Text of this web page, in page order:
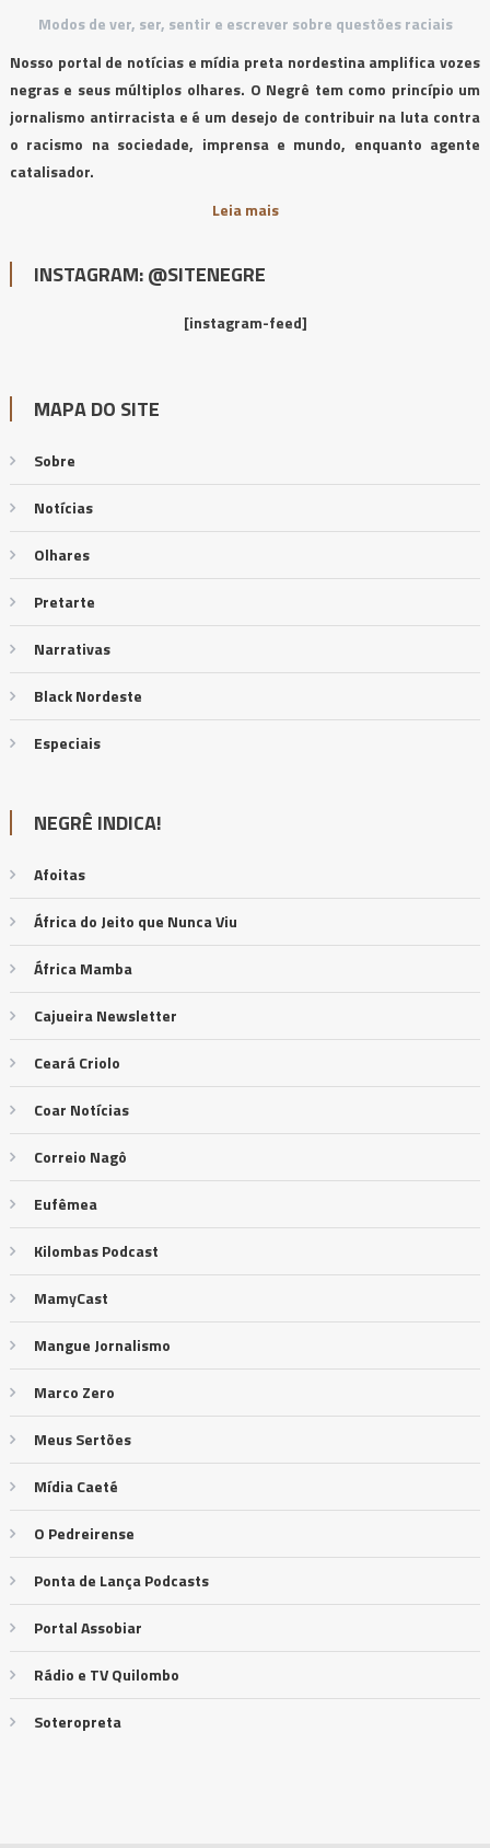
Modos de ver, ser, sentir e escrever sobre questões raciais
Nosso portal de notícias e mídia preta nordestina amplifica vozes
negras e seus múltiplos olhares. O Negrê tem como princípio um
jornalismo antirracista e é um desejo de contribuir na luta contra
o racismo na sociedade, imprensa e mundo, enquanto agente
catalisador.
Leia mais
INSTAGRAM: @SITENEGRE
[instagram-feed]
MAPA DO SITE
Sobre
Notícias
Olhares
Pretarte
Narrativas
Black Nordeste
Especiais
NEGRÊ INDICA!
Afoitas
África do Jeito que Nunca Viu
África Mamba
Cajueira Newsletter
Ceará Criolo
Coar Notícias
Correio Nagô
Eufêmea
Kilombas Podcast
MamyCast
Mangue Jornalismo
Marco Zero
Meus Sertões
Mídia Caeté
O Pedreirense
Ponta de Lança Podcasts
Portal Assobiar
Rádio e TV Quilombo
Soteropreta